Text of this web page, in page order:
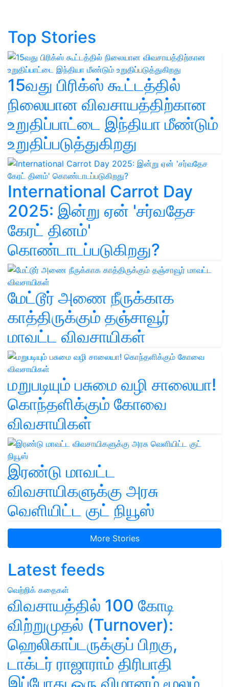
Top Stories
15வது பிரிக்ஸ் கூட்டத்தில்
நிலையான விவசாயத்திற்கான
உறுதிப்பாட்டை இந்தியா மீண்டும்
உறுதிப்படுத்துகிறது
International Carrot Day
2025: இன்று ஏன் 'சர்வதேச
கேரட் தினம்'
கொண்டாடப்படுகிறது?
மேட்டூர் அணை நீருக்காக
காத்திருக்கும் தஞ்சாவூர்
மாவட்ட விவசாயிகள்
மறுபடியும் பசுமை வழி சாலையா!
கொந்தளிக்கும் கோவை
விவசாயிகள்
இரண்டு மாவட்ட
விவசாயிகளுக்கு அரசு
வெளியிட்ட குட் நியூஸ்
More Stories
Latest feeds
வெற்றிக் கதைகள்
விவசாயத்தில் 100 கோடி
விற்றுமுதல் (Turnover):
ஹெலிகாப்டருக்குப் பிறகு,
டாக்டர் ராஜாராம் திரிபாதி